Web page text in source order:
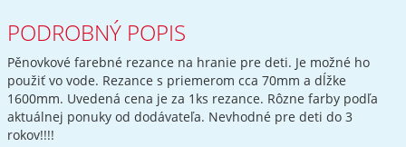
PODROBNÝ POPIS
Pěnovkové farebné rezance na hranie pre deti. Je možné ho
použiť vo vode. Rezance s priemerom cca 70mm a dĺžke
1600mm. Uvedená cena je za 1ks rezance. Rôzne farby podľa
aktuálnej ponuky od dodávateľa. Nevhodné pre deti do 3
rokov!!!!